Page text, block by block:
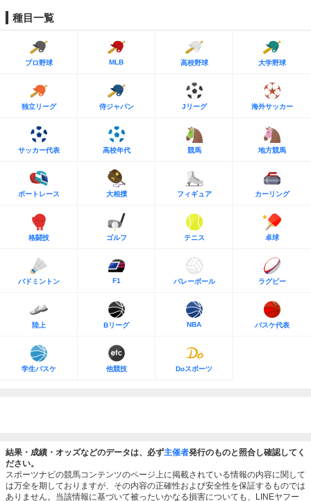
種目一覧
プロ野球 MLB 高校野球 大学野球
独立リーグ 侍ジャパン Jリーグ 海外サッカー
サッカー代表 高校年代 競馬 地方競馬
ボートレース 大相撲 フィギュア カーリング
格闘技 ゴルフ テニス 卓球
バドミントン F1 バレーボール ラグビー
陸上 Bリーグ NBA バスケ代表
学生バスケ 他競技 Doスポーツ
結果・成績・オッズなどのデータは、必ず主催者発行のものと照合し確認してく
ださい。
スポーツナビの競馬コンテンツのページ上に掲載されている情報の内容に関して
は万全を期しておりますが、その内容の正確性および安全性を保証するものでは
ありません。当該情報に基づいて被ったいかなる損害についても、LINEヤフー